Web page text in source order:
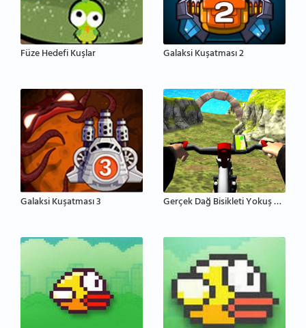
Füze Hedefi Kuşlar Galaksi Kuşatması 2
Galaksi Kuşatması 3 Gerçek Dağ Bisikleti Yokuş Aşağı 3D